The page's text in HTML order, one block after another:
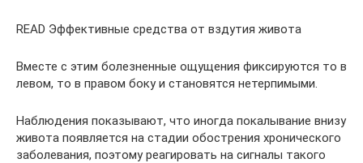
READ Эффективные средства от вздутия живота
Вместе с этим болезненные ощущения фиксируются то в
левом, то в правом боку и становятся нетерпимыми.
Наблюдения показывают, что иногда покалывание внизу
живота появляется на стадии обострения хронического
заболевания, поэтому реагировать на сигналы такого